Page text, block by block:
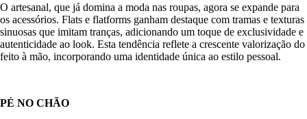
O artesanal, que já domina a moda nas roupas, agora se expande para
os acessórios. Flats e flatforms ganham destaque com tramas e texturas
sinuosas que imitam tranças, adicionando um toque de exclusividade e
autenticidade ao look. Esta tendência reflete a crescente valorização do
feito à mão, incorporando uma identidade única ao estilo pessoal.
PÉ NO CHÃO